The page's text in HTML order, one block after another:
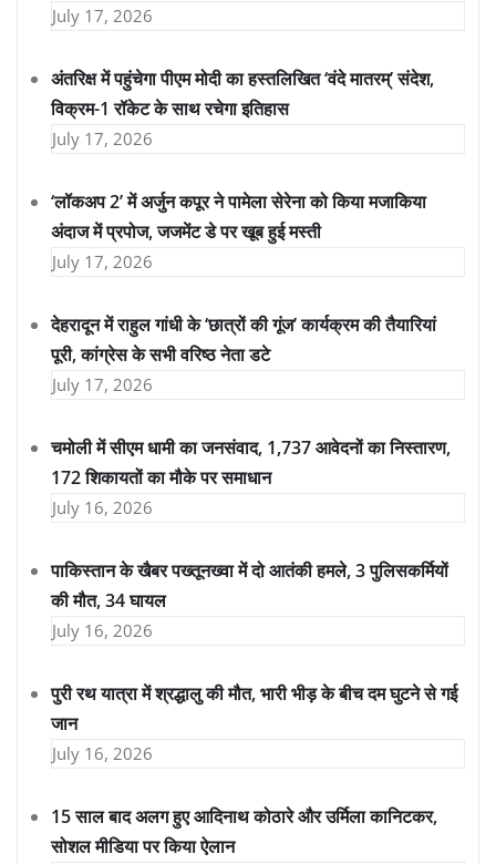
July 17, 2026
अंतरिक्ष में पहुंचेगा पीएम मोदी का हस्तलिखित ‘वंदे मातरम्’ संदेश,
विक्रम-1 रॉकेट के साथ रचेगा इतिहास
July 17, 2026
‘लॉकअप 2’ में अर्जुन कपूर ने पामेला सेरेना को किया मजाकिया
अंदाज में प्रपोज, जजमेंट डे पर खूब हुई मस्ती
July 17, 2026
देहरादून में राहुल गांधी के ‘छात्रों की गूंज’ कार्यक्रम की तैयारियां
पूरी, कांग्रेस के सभी वरिष्ठ नेता डटे
July 17, 2026
चमोली में सीएम धामी का जनसंवाद, 1,737 आवेदनों का निस्तारण,
172 शिकायतों का मौके पर समाधान
July 16, 2026
पाकिस्तान के खैबर पख्तूनख्वा में दो आतंकी हमले, 3 पुलिसकर्मियों
की मौत, 34 घायल
July 16, 2026
पुरी रथ यात्रा में श्रद्धालु की मौत, भारी भीड़ के बीच दम घुटने से गई
जान
July 16, 2026
15 साल बाद अलग हुए आदिनाथ कोठारे और उर्मिला कानिटकर,
सोशल मीडिया पर किया ऐलान